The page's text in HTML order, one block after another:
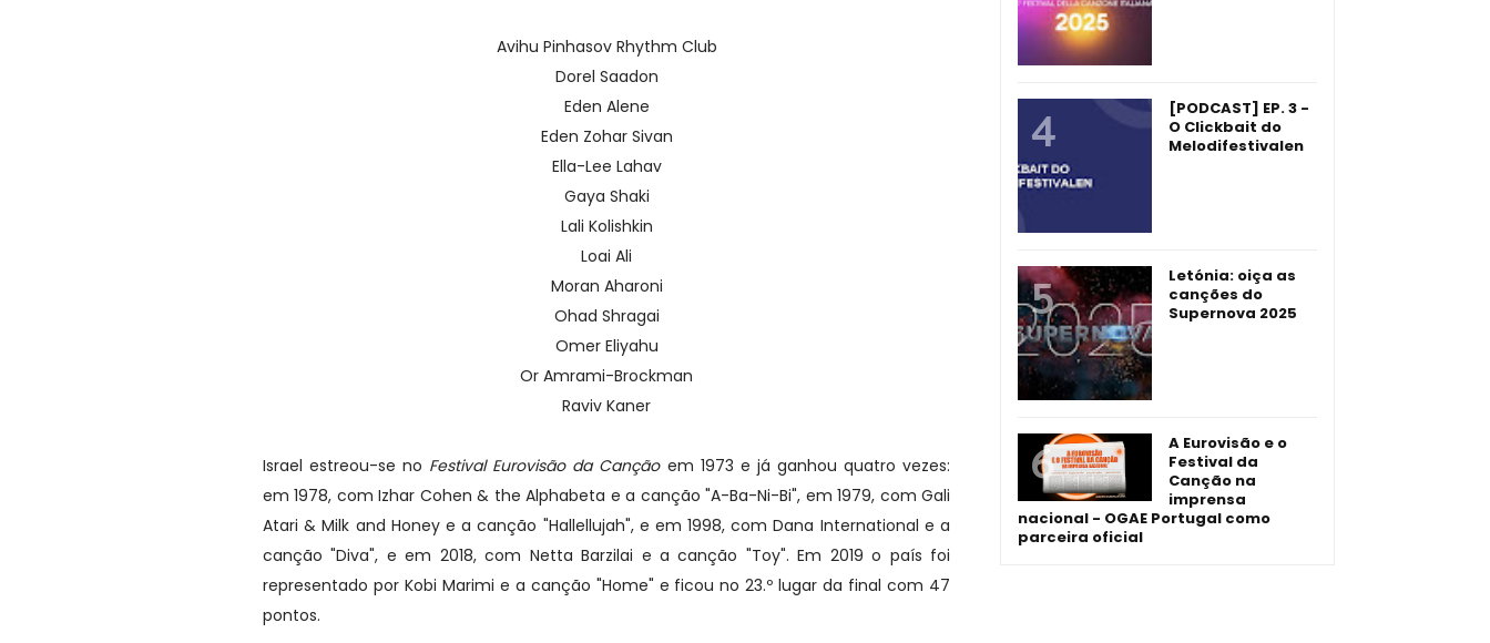
Avihu Pinhasov Rhythm Club
Dorel Saadon
Eden Alene
Eden Zohar Sivan
Ella-Lee Lahav
Gaya Shaki
Lali Kolishkin
Loai Ali
Moran Aharoni
Ohad Shragai
Omer Eliyahu
Or Amrami-Brockman
Raviv Kaner
Israel estreou-se no Festival Eurovisão da Cançãoem 1973 e já ganhou quatro vezes:
em 1978, com Izhar Cohen & the Alphabeta e a canção "A-Ba-Ni-Bi", em 1979, com Gali
Atari & Milk and Honey e a canção "Hallellujah", e em 1998, com Dana International e a
canção "Diva", e em 2018, com Netta Barzilai e a canção "Toy". Em 2019 o país foi
representado por Kobi Marimi e a canção "Home" e ficou no 23.º lugar da final com 47
pontos.
[PODCAST] EP. 3 -
O Clickbait do
Melodifestivalen
Letónia: oiça as
canções do
Supernova 2025
A Eurovisão e o
Festival da
Canção na
imprensa
nacional - OGAE Portugal como
parceira oficial